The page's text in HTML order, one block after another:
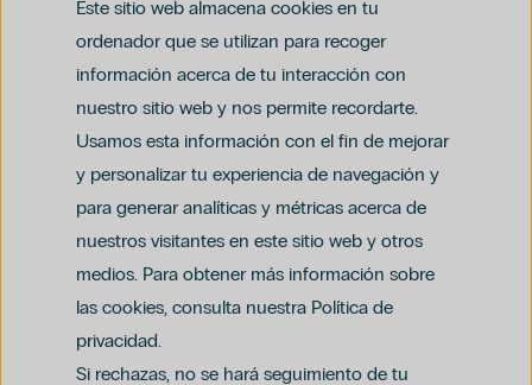
Este sitio web almacena cookies en tu
ordenador que se utilizan para recoger
información acerca de tu interacción con
nuestro sitio web y nos permite recordarte.
Usamos esta información con el fin de mejorar
y personalizar tu experiencia de navegación y
para generar analíticas y métricas acerca de
nuestros visitantes en este sitio web y otros
medios. Para obtener más información sobre
las cookies, consulta nuestra Política de
privacidad.
Si rechazas, no se hará seguimiento de tu
Política de privacidad y protección de datos
Política del canal ético (PDF)
Política de compliance penal (PDF)